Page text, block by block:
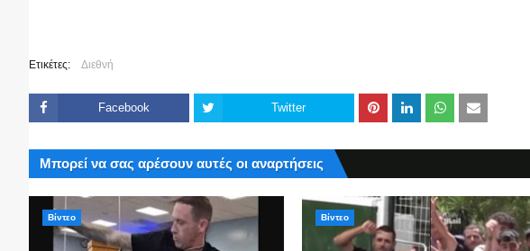
Ετικέτες: Διεθνή
Facebook Twitter
Μπορεί να σας αρέσουν αυτές οι αναρτήσεις
Βίντεο Βίντεο